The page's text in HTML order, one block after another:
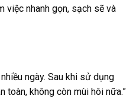
việc nhanh gọn, sạch sẽ và
ngày. Sau khi sử dụng
toàn, không còn mùi hôi nữa.”